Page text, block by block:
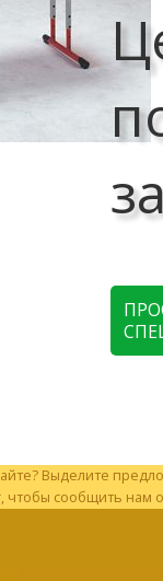
Выделите
чтобы сообщить нам